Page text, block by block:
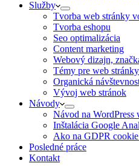
Služby
Tvorba web stránky
Tvorba eshopu
Seo optimalizácia
Content marketing
Webový dizajn,
Témy pre web stránky
Organická
Vývoj web stránok
Návody
Návod na WordPress
Inštalácia Google
Ako na GDPR
Posledné práce
Kontakt